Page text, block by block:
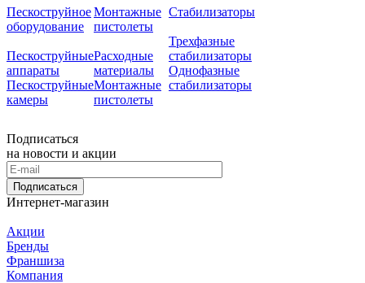
Пескоструйное
оборудование
Пескоструйные
аппараты
Пескоструйные
камеры
Монтажные
пистолеты
Расходные
материалы
Монтажные
пистолеты
Стабилизаторы
Трехфазные
стабилизаторы
Однофазные
стабилизаторы
Подписаться
на новости и акции
Подписаться
Интернет-магазин
Акции
Бренды
Франшиза
Компания